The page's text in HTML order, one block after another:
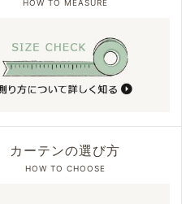
HOW TO MEASURE
カーテンの選び方
HOW TO CHOOSE